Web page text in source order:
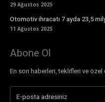
29 Ağustos 2025
Otomotiv ihracatı 7 ayda 23,5
11 Ağustos 2025
Abone Ol
En son haberleri, teklifleri ve